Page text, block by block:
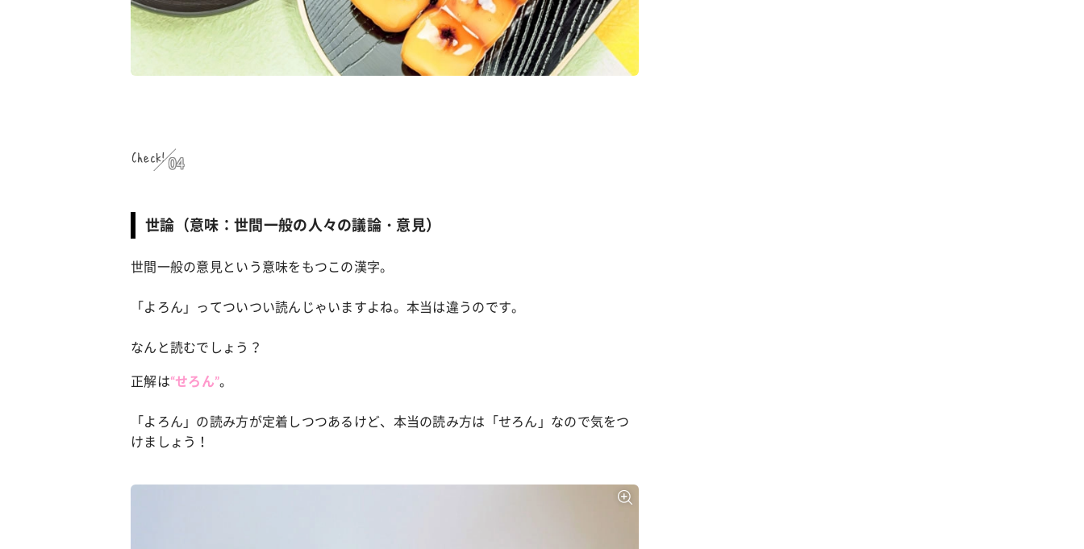
Check! 04
世論（意味：世間一般の人々の議論・意見）
世間一般の意見という意味をもつこの漢字。
「よろん」ってついつい読んじゃいますよね。本当は違うのです。
なんと読むでしょう？
正解は“せろん”。
「よろん」の読み方が定着しつつあるけど、本当の読み方は「せろん」なので気をつ
けましょう！